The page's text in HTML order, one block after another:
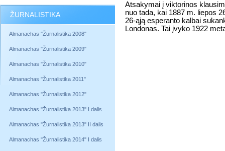
ŽURNALISTIKA
Almanachas "Žurnalistika 2008"
Almanachas "Žurnalistika 2009"
Almanachas "Žurnalistika 2010"
Almanachas "Žurnalistika 2011"
Almanachas "Žurnalistika 2012"
Almanachas "Žurnalistika 2013" I dalis
Almanachas "Žurnalistika 2013" II dalis
Almanachas "Žurnalistika 2014" I dalis
Atsakymai į viktorinos
nuo tada, kai 1887 m. liepos
26-ąją esperanto kalbai
Londonas. Tai įvyko 1922